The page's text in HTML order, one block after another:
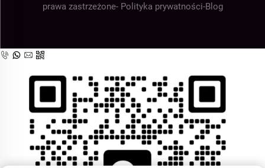
prawa zastrzeżone- Polityka prywatności-Blog